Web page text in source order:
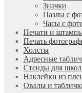
Значки
Пазлы с
Часы с
Печати и
Печать
Холсты
Адресные
Стенды для
Наклейки из
Овалы и